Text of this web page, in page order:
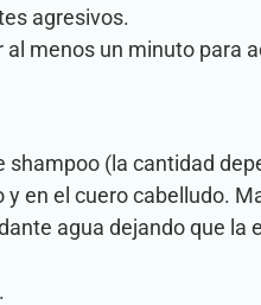
agresivos.
menos un minuto para
(la cantidad
en el cuero cabelludo.
agua dejando que la